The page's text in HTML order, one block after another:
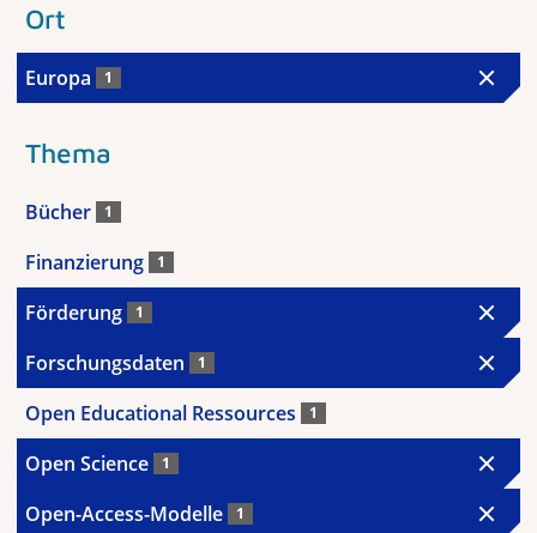
Ort
Europa 1
Thema
Bücher 1
Finanzierung 1
Förderung 1
Forschungsdaten 1
Open Educational Ressources 1
Open Science 1
Open-Access-Modelle 1